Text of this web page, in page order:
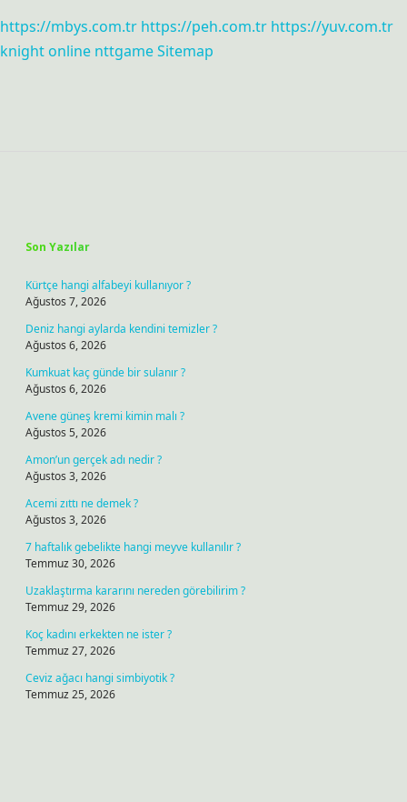
https://mbys.com.tr https://peh.com.tr https://yuv.com.tr
knight online nttgameSitemap
Son Yazılar
Kürtçe hangi alfabeyi kullanıyor ?
Ağustos 7, 2026
Deniz hangi aylarda kendini temizler ?
Ağustos 6, 2026
Kumkuat kaç günde bir sulanır ?
Ağustos 6, 2026
Avene güneş kremi kimin malı ?
Ağustos 5, 2026
Amon’un gerçek adı nedir ?
Ağustos 3, 2026
Acemi zıttı ne demek ?
Ağustos 3, 2026
7 haftalık gebelikte hangi meyve kullanılır ?
Temmuz 30, 2026
Uzaklaştırma kararını nereden görebilirim ?
Temmuz 29, 2026
Koç kadını erkekten ne ister ?
Temmuz 27, 2026
Ceviz ağacı hangi simbiyotik ?
Temmuz 25, 2026